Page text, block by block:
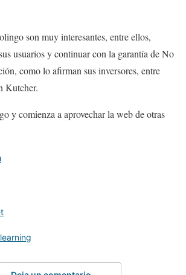
son muy interesantes, entre ellos,
usuarios y continuar con la garantía de No
como lo afirman sus inversores, entre
Kutcher.
y comienza a aprovechar la web de otras